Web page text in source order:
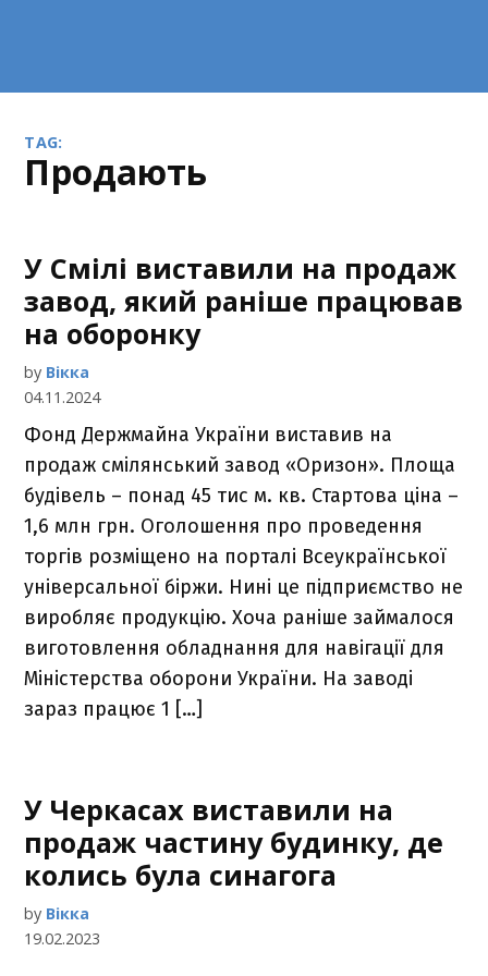
TAG:
продають
У Смілі виставили на продаж
завод, який раніше працював
на оборонку
by Вікка
04.11.2024
Фонд Держмайна України виставив на
продаж смілянський завод «Оризон». Площа
будівель – понад 45 тис м. кв. Стартова ціна –
1,6 млн грн. Оголошення про проведення
торгів розміщено на порталі Всеукраїнської
універсальної біржи. Нині це підприємство не
виробляє продукцію. Хоча раніше займалося
виготовлення обладнання для навігації для
Міністерства оборони України. На заводі
зараз працює 1 […]
У Черкасах виставили на
продаж частину будинку, де
колись була синагога
by Вікка
19.02.2023